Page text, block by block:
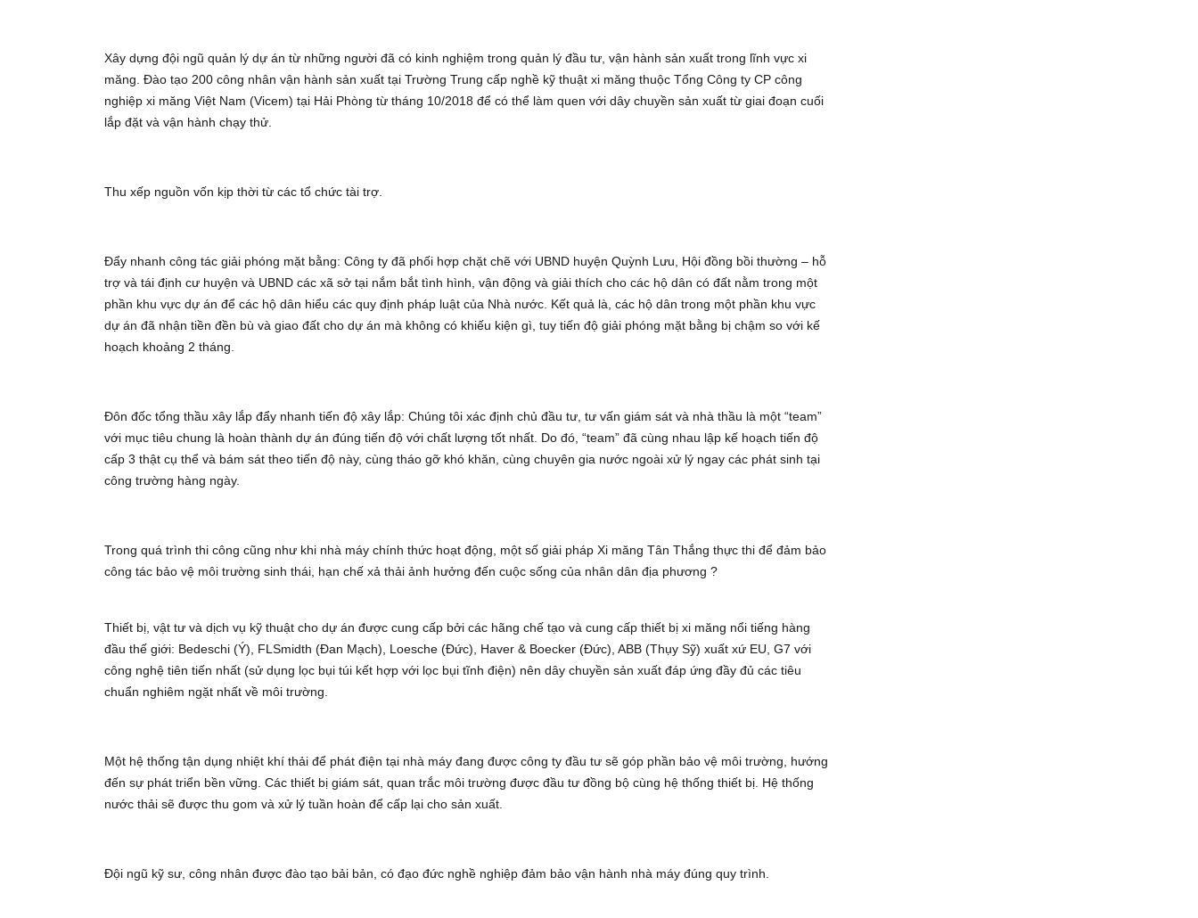
Xây dựng đội ngũ quản lý dự án từ những người đã có kinh nghiệm trong quản lý đầu tư, vận hành sản xuất trong lĩnh vực xi
măng. Đào tạo 200 công nhân vận hành sản xuất tại Trường Trung cấp nghề kỹ thuật xi măng thuộc Tổng Công ty CP công
nghiệp xi măng Việt Nam (Vicem) tại Hải Phòng từ tháng 10/2018 để có thể làm quen với dây chuyền sản xuất từ giai đoạn cuối
lắp đặt và vận hành chạy thử.
Thu xếp nguồn vốn kịp thời từ các tổ chức tài trợ.
Đẩy nhanh công tác giải phóng mặt bằng: Công ty đã phối hợp chặt chẽ với UBND huyện Quỳnh Lưu, Hội đồng bồi thường – hỗ
trợ và tái định cư huyện và UBND các xã sở tại nắm bắt tình hình, vận động và giải thích cho các hộ dân có đất nằm trong một
phần khu vực dự án để các hộ dân hiểu các quy định pháp luật của Nhà nước. Kết quả là, các hộ dân trong một phần khu vực
dự án đã nhận tiền đền bù và giao đất cho dự án mà không có khiếu kiện gì, tuy tiến độ giải phóng mặt bằng bị chậm so với kế
hoạch khoảng 2 tháng.
Đôn đốc tổng thầu xây lắp đẩy nhanh tiến độ xây lắp: Chúng tôi xác định chủ đầu tư, tư vấn giám sát và nhà thầu là một “team”
với mục tiêu chung là hoàn thành dự án đúng tiến độ với chất lượng tốt nhất. Do đó, “team” đã cùng nhau lập kế hoạch tiến độ
cấp 3 thật cụ thể và bám sát theo tiến độ này, cùng tháo gỡ khó khăn, cùng chuyên gia nước ngoài xử lý ngay các phát sinh tại
công trường hàng ngày.
Trong quá trình thi công cũng như khi nhà máy chính thức hoạt động, một số giải pháp Xi măng Tân Thắng thực thi để đảm bảo
công tác bảo vệ môi trường sinh thái, hạn chế xả thải ảnh hưởng đến cuộc sống của nhân dân địa phương ?
Thiết bị, vật tư và dịch vụ kỹ thuật cho dự án được cung cấp bởi các hãng chế tạo và cung cấp thiết bị xi măng nổi tiếng hàng
đầu thế giới: Bedeschi (Ý), FLSmidth (Đan Mạch), Loesche (Đức), Haver & Boecker (Đức), ABB (Thụy Sỹ) xuất xứ EU, G7 với
công nghệ tiên tiến nhất (sử dụng lọc bụi túi kết hợp với lọc bụi tĩnh điện) nên dây chuyền sản xuất đáp ứng đầy đủ các tiêu
chuẩn nghiêm ngặt nhất về môi trường.
Một hệ thống tận dụng nhiệt khí thải để phát điện tại nhà máy đang được công ty đầu tư sẽ góp phần bảo vệ môi trường, hướng
đến sự phát triển bền vững. Các thiết bị giám sát, quan trắc môi trường được đầu tư đồng bộ cùng hệ thống thiết bị. Hệ thống
nước thải sẽ được thu gom và xử lý tuần hoàn để cấp lại cho sản xuất.
Đội ngũ kỹ sư, công nhân được đào tạo bải bản, có đạo đức nghề nghiệp đảm bảo vận hành nhà máy đúng quy trình.